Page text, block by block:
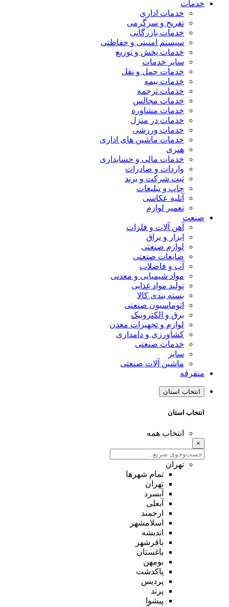
خدمات
خدمات اداری
تفریح و سرگرمی
خدمات بازرگانی
سیستم امنیتی و حفاظتی
خدمات پخش و توزیع
سایر خدمات
خدمات حمل و نقل
خدمات بیمه
خدمات ترجمه
خدمات مجالس
خدمات مشاوره
خدمات در منزل
خدمات ورزشی
خدمات ماشین های اداری
هنری
خدمات مالی و حسابداری
واردات و صادرات
ثبت شرکت و برند
چاپ و تبلیغات
آتلیه عکاسی
تعمیر لوازم
صنعت
آهن آلات و فلزات
ابزار و یراق
لوازم صنعتی
ضایعات صنعتی
آب و فاضلاب
مواد شیمیایی و معدنی
تولید مواد غذایی
بسته بندی کالا
اتوماسیون صنعتی
برق و الکترونیک
لوازم و تجهیزات معدن
کشاورزی و دامداری
خدمات صنعتی
سایر
ماشین آلات صنعتی
متفرقه
انتخاب استان
انتخاب استان
انتخاب همه
×
تهران
تمام شهر‌ها
تهران
آبسرد
آبعلی
ارجمند
اسلامشهر
اندیشه
باقرشهر
باغستان
بومهن
پاکدشت
پردیس
پرند
پیشوا